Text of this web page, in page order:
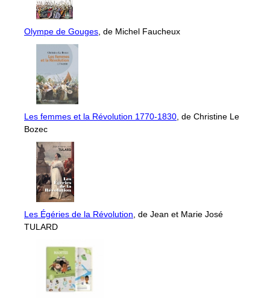
Olympe de Gouges , de Michel Faucheux
Les femmes et la Révolution 1770-1830 , de Christine Le
Bozec
Les Égéries de la Révolution , de Jean et Marie José
TULARD